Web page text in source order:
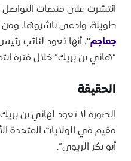
انتشرت على منصات
طويلة، وادعى ناشروها،
جماجم“، أنها تعود لنائب
“هاني بن بريك” خلال فترة
الحقيقة
الصورة لا تعود لهاني بن
مقيم في الولايات
أبو بكر الريوي”.